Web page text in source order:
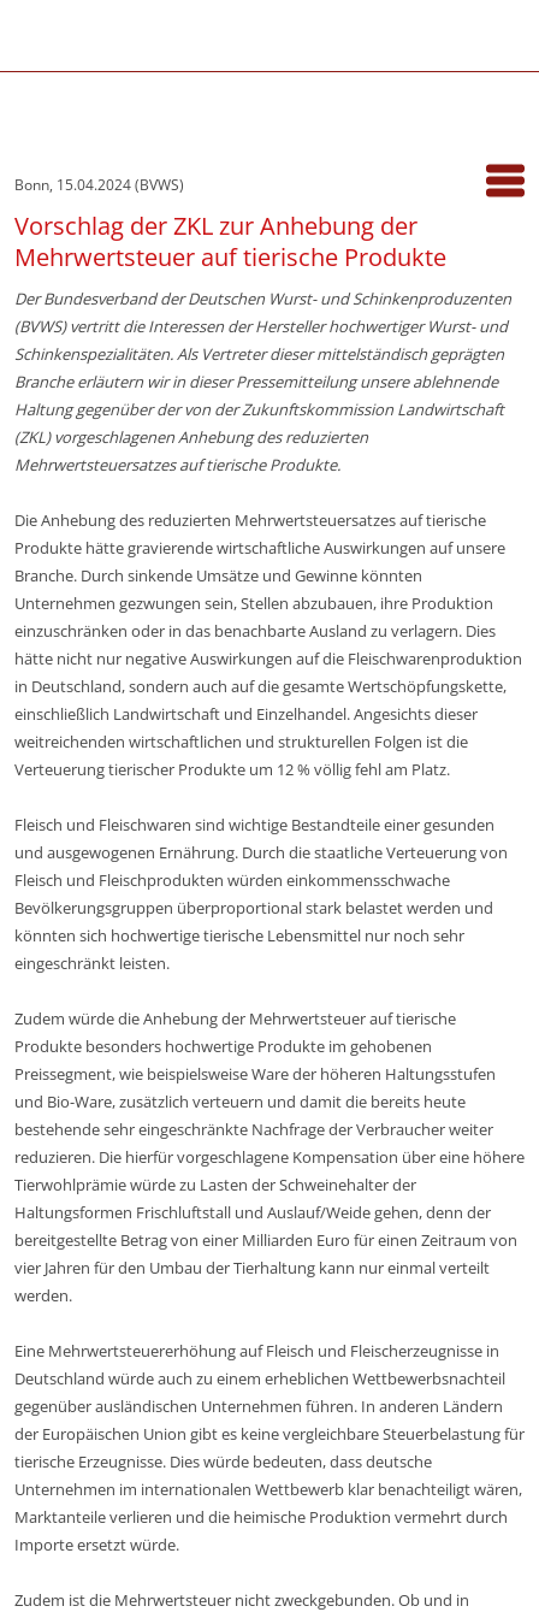
Bonn, 15.04.2024 (BVWS)
Vorschlag der ZKL zur Anhebung der
Mehrwertsteuer auf tierische Produkte
Der Bundesverband der Deutschen Wurst- und Schinkenproduzenten
(BVWS) vertritt die Interessen der Hersteller hochwertiger Wurst- und
Schinkenspezialitäten. Als Vertreter dieser mittelständisch geprägten
Branche erläutern wir in dieser Pressemitteilung unsere ablehnende
Haltung gegenüber der von der Zukunftskommission Landwirtschaft
(ZKL) vorgeschlagenen Anhebung des reduzierten
Mehrwertsteuersatzes auf tierische Produkte.
Die Anhebung des reduzierten Mehrwertsteuersatzes auf tierische
Produkte hätte gravierende wirtschaftliche Auswirkungen auf unsere
Branche. Durch sinkende Umsätze und Gewinne könnten
Unternehmen gezwungen sein, Stellen abzubauen, ihre Produktion
einzuschränken oder in das benachbarte Ausland zu verlagern. Dies
hätte nicht nur negative Auswirkungen auf die Fleischwarenproduktion
in Deutschland, sondern auch auf die gesamte Wertschöpfungskette,
einschließlich Landwirtschaft und Einzelhandel. Angesichts dieser
weitreichenden wirtschaftlichen und strukturellen Folgen ist die
Verteuerung tierischer Produkte um 12 % völlig fehl am Platz.
Fleisch und Fleischwaren sind wichtige Bestandteile einer gesunden
und ausgewogenen Ernährung. Durch die staatliche Verteuerung von
Fleisch und Fleischprodukten würden einkommensschwache
Bevölkerungsgruppen überproportional stark belastet werden und
könnten sich hochwertige tierische Lebensmittel nur noch sehr
eingeschränkt leisten.
Zudem würde die Anhebung der Mehrwertsteuer auf tierische
Produkte besonders hochwertige Produkte im gehobenen
Preissegment, wie beispielsweise Ware der höheren Haltungsstufen
und Bio-Ware, zusätzlich verteuern und damit die bereits heute
bestehende sehr eingeschränkte Nachfrage der Verbraucher weiter
reduzieren. Die hierfür vorgeschlagene Kompensation über eine höhere
Tierwohlprämie würde zu Lasten der Schweinehalter der
Haltungsformen Frischluftstall und Auslauf/Weide gehen, denn der
bereitgestellte Betrag von einer Milliarden Euro für einen Zeitraum von
vier Jahren für den Umbau der Tierhaltung kann nur einmal verteilt
werden.
Eine Mehrwertsteuererhöhung auf Fleisch und Fleischerzeugnisse in
Deutschland würde auch zu einem erheblichen Wettbewerbsnachteil
gegenüber ausländischen Unternehmen führen. In anderen Ländern
der Europäischen Union gibt es keine vergleichbare Steuerbelastung für
tierische Erzeugnisse. Dies würde bedeuten, dass deutsche
Unternehmen im internationalen Wettbewerb klar benachteiligt wären,
Marktanteile verlieren und die heimische Produktion vermehrt durch
Importe ersetzt würde.
Zudem ist die Mehrwertsteuer nicht zweckgebunden. Ob und in